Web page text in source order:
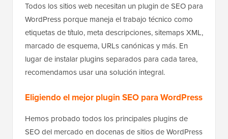
Todos los sitios web necesitan un plugin de SEO para
WordPress porque maneja el trabajo técnico como
etiquetas de título, meta descripciones, sitemaps XML,
marcado de esquema, URLs canónicas y más. En
lugar de instalar plugins separados para cada tarea,
recomendamos usar una solución integral.
Eligiendo el mejor plugin SEO para WordPress
Hemos probado todos los principales plugins de
SEO del mercado en docenas de sitios de WordPress